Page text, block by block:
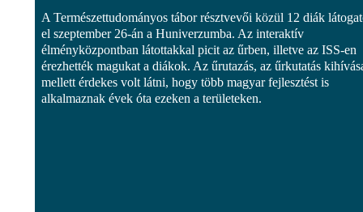
A Természettudományos tábor résztvevői közül 12 diák
el szeptember 26-án a Huniverzumba. Az interaktív
élményközpontban látottakkal picit az űrben, illetve az ISS-en
érezhették magukat a diákok. Az űrutazás, az űrkutatás
mellett érdekes volt látni, hogy több magyar fejlesztést is
alkalmaznak évek óta ezeken a területeken.